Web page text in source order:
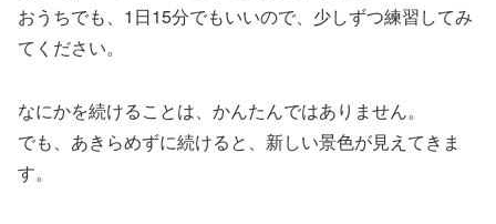
おうちでも、1日15分でもいいので、少しずつ練習してみ
てください。
なにかを続けることは、かんたんではありません。
でも、あきらめずに続けると、新しい景色が見えてきま
す。